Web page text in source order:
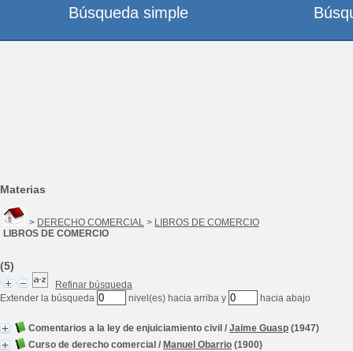
Materias
> DERECHO COMERCIAL > LIBROS DE COMERCIO
LIBROS DE COMERCIO
(5)
Refinar búsqueda
Extender la búsqueda
nivel(es) hacia arriba y hacia abajo
Comentarios a la ley de enjuiciamiento civil / Jaime Guasp (1947)
Curso de derecho comercial / Manuel Obarrio (1900)
Búsqueda simple